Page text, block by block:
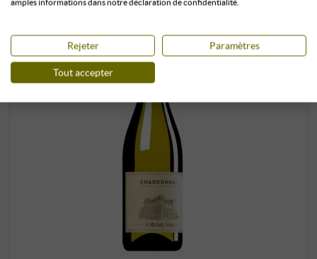
amples informations dans notre déclaration de confidentialité.
Rejeter Paramètres
Tout accepter